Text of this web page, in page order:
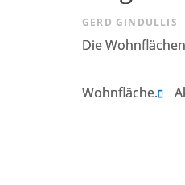
GERD GINDULLIS
Die
Wohnfläche.